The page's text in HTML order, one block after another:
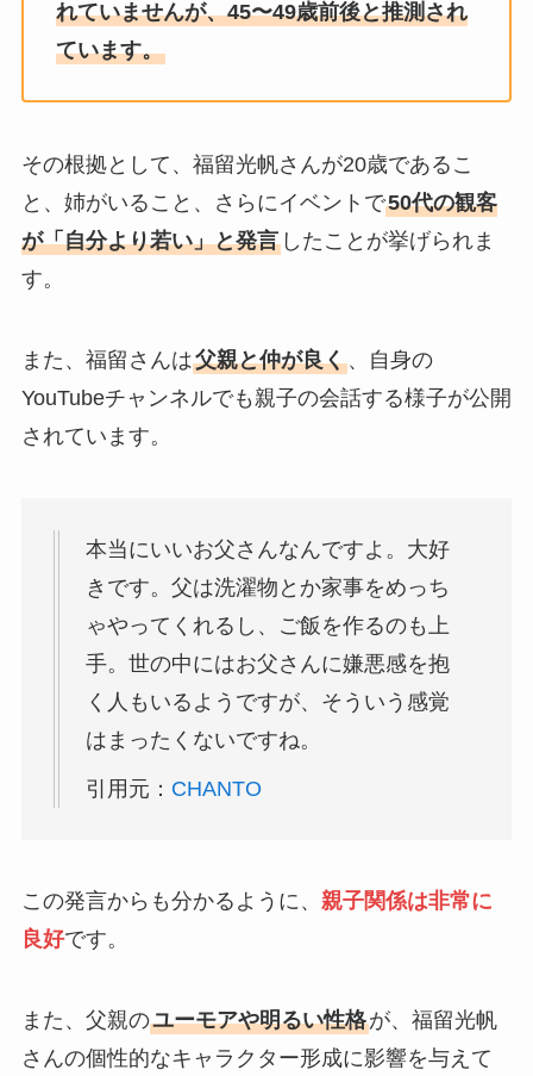
れていませんが、45〜49歳前後と推測され
ています。
その根拠として、福留光帆さんが20歳であるこ
と、姉がいること、さらにイベントで50代の観客
が「自分より若い」と発言したことが挙げられま
す。
また、福留さんは父親と仲が良く、自身の
YouTubeチャンネルでも親子の会話する様子が公開
されています。
本当にいいお父さんなんですよ。大好
きです。父は洗濯物とか家事をめっち
ゃやってくれるし、ご飯を作るのも上
手。世の中にはお父さんに嫌悪感を抱
く人もいるようですが、そういう感覚
はまったくないですね。
引用元： CHANTO
この発言からも分かるように、 親子関係は非常に
良好です。
また、父親のユーモアや明るい性格が、福留光帆
さんの個性的なキャラクター形成に影響を与えて